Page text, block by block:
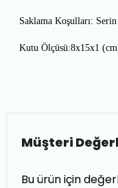
Saklama Koşulları:
Kutu Ölçüsü:8x15x1
Müşteri
Bu ürün için